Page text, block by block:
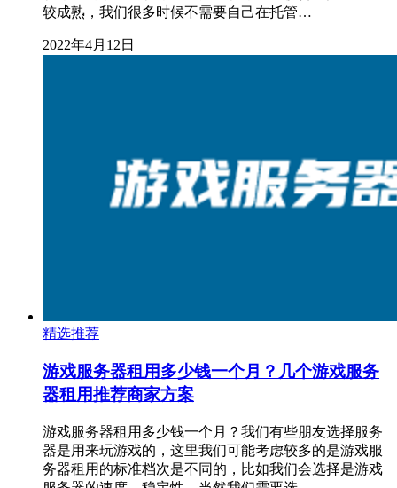
较成熟，我们很多时候不需要自己在托管…
2022年4月12日
精选推荐
游戏服务器租用多少钱一个月？几个游戏服务
器租用推荐商家方案
游戏服务器租用多少钱一个月？我们有些朋友选择服务
器是用来玩游戏的，这里我们可能考虑较多的是游戏服
务器租用的标准档次是不同的，比如我们会选择是游戏